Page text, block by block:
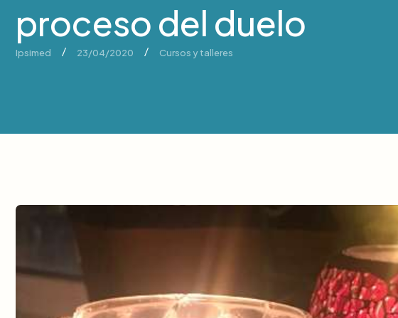
proceso del duelo
Ipsimed / 23/04/2020 / Cursos y talleres